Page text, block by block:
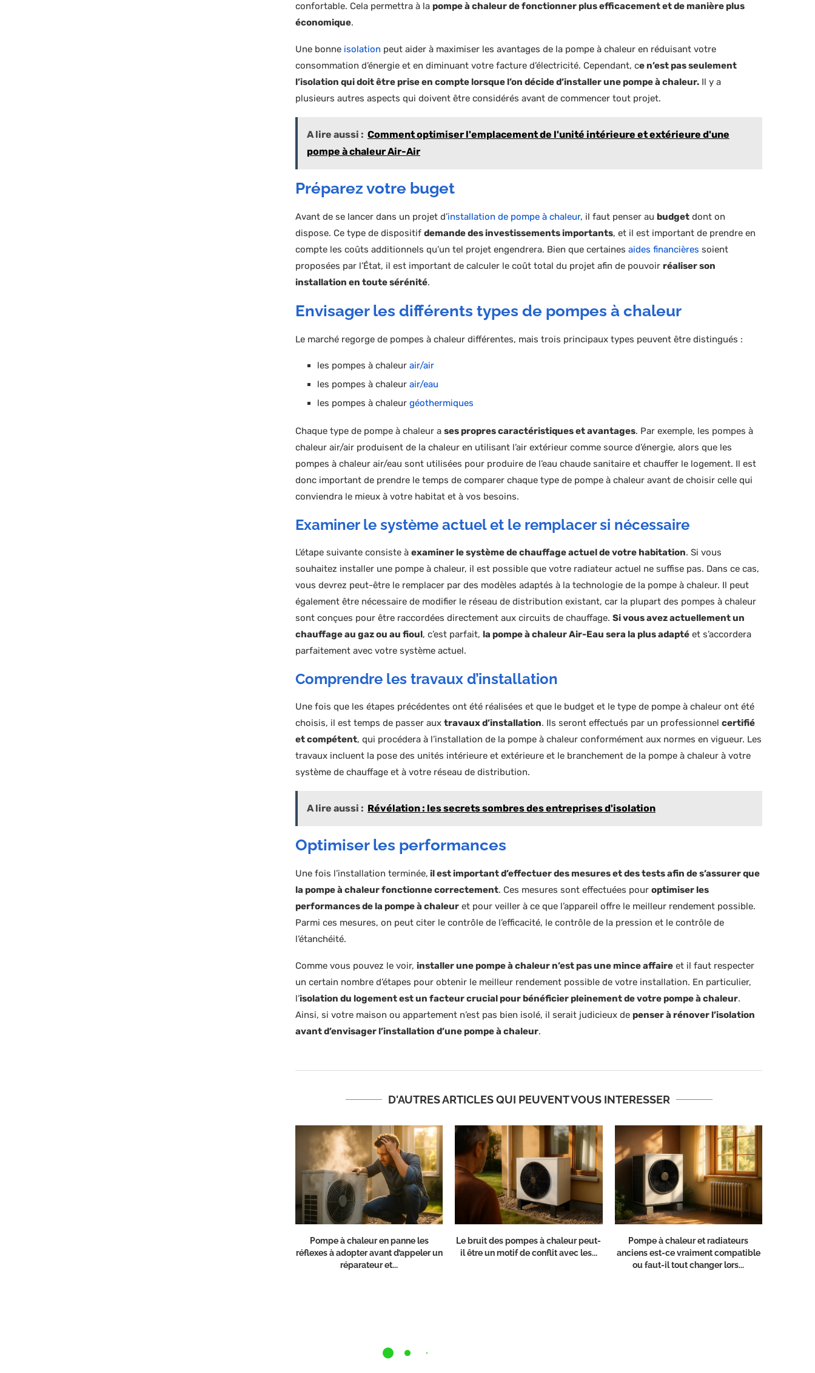
confortable. Cela permettra à la pompe à chaleur de fonctionner plus efficacement et de manière plus
économique.
Une bonne isolation peut aider à maximiser les avantages de la pompe à chaleur en réduisant votre
consommation d’énergie et en diminuant votre facture d’électricité. Cependant, ce n’est pas seulement
l’isolation qui doit être prise en compte lorsque l’on décide d’installer une pompe à chaleur. Il y a
plusieurs autres aspects qui doivent être considérés avant de commencer tout projet.
A lire aussi : Comment optimiser l'emplacement de l'unité intérieure et extérieure d'une
pompe à chaleur Air-Air
Préparez votre buget
Avant de se lancer dans un projet d’installation de pompe à chaleur, il faut penser au budget dont on
dispose. Ce type de dispositifdemande des investissements importants, et il est important de prendre en
compte les coûts additionnels qu’un tel projet engendrera. Bien que certainesaides financières soient
proposées par l’État, il est important de calculer le coût total du projet afin de pouvoirréaliser son
installation en toute sérénité.
Envisager les différents types de pompes à chaleur
Le marché regorge de pompes à chaleur différentes, mais trois principaux types peuvent être distingués :
les pompes à chaleurair/air
les pompes à chaleurair/eau
les pompes à chaleurgéothermiques
Chaque type de pompe à chaleur ases propres caractéristiques et avantages. Par exemple, les pompes à
chaleur air/air produisent de la chaleur en utilisant l’air extérieur comme source d’énergie, alors que les
pompes à chaleur air/eau sont utilisées pour produire de l’eau chaude sanitaire et chauffer le logement. Il est
donc important de prendre le temps de comparer chaque type de pompe à chaleur avant de choisir celle qui
conviendra le mieux à votre habitat et à vos besoins.
Examiner le système actuel et le remplacer si nécessaire
L’étape suivante consiste àexaminer le système de chauffage actuel de votre habitation. Si vous
souhaitez installer une pompe à chaleur, il est possible que votre radiateur actuel ne suffise pas. Dans ce cas,
vous devrez peut-être le remplacer par des modèles adaptés à la technologie de la pompe à chaleur. Il peut
également être nécessaire de modifier le réseau de distribution existant, car la plupart des pompes à chaleur
sont conçues pour être raccordées directement aux circuits de chauffage.Si vous avez actuellement un
chauffage au gaz ou au fioul, c’est parfait, la pompe à chaleur Air-Eau sera la plus adapté et s’accordera
parfaitement avec votre système actuel.
Comprendre les travaux d’installation
Une fois que les étapes précédentes ont été réalisées et que le budget et le type de pompe à chaleur ont été
choisis, il est temps de passer auxtravaux d’installation. Ils seront effectués par un professionnelcertifié
et compétent, qui procédera à l’installation de la pompe à chaleur conformément aux normes en vigueur. Les
travaux incluent la pose des unités intérieure et extérieure et le branchement de la pompe à chaleur à votre
système de chauffage et à votre réseau de distribution.
A lire aussi : Révélation : les secrets sombres des entreprises d'isolation
Optimiser les performances
Une fois l’installation terminée, il est important d’effectuer des mesures et des tests afin de s’assurer que
la pompe à chaleur fonctionne correctement. Ces mesures sont effectuées pouroptimiser les
performances de la pompe à chaleur et pour veiller à ce que l’appareil offre le meilleur rendement possible.
Parmi ces mesures, on peut citer le contrôle de l’efficacité, le contrôle de la pression et le contrôle de
l’étanchéité.
Comme vous pouvez le voir,installer une pompe à chaleur n’est pas une mince affaire et il faut respecter
un certain nombre d’étapes pour obtenir le meilleur rendement possible de votre installation. En particulier,
l’isolation du logement est un facteur crucial pour bénéficier pleinement de votre pompe à chaleur.
Ainsi, si votre maison ou appartement n’est pas bien isolé, il serait judicieux de penser à rénover l’isolation
avant d’envisager l’installation d’une pompe à chaleur.
D'AUTRES ARTICLES QUI PEUVENT VOUS INTERESSER
Pompe à chaleur en panne les
réflexes à adopter avant d’appeler un
réparateur et...
Le bruit des pompes à chaleur peut-
il être un motif de conflit avec les...
Pompe à chaleur et radiateurs
anciens est-ce vraiment compatible
ou faut-il tout changer lors...